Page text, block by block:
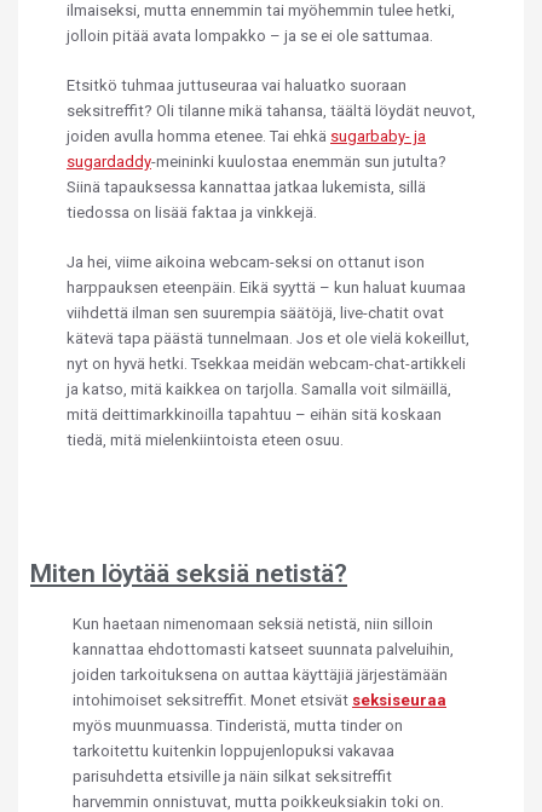
ilmaiseksi, mutta ennemmin tai myöhemmin tulee hetki,
jolloin pitää avata lompakko – ja se ei ole sattumaa.
Etsitkö tuhmaa juttuseuraa vai haluatko suoraan
seksitreffit? Oli tilanne mikä tahansa, täältä löydät neuvot,
joiden avulla homma etenee. Tai ehkä sugarbaby- ja
sugardaddy-meininki kuulostaa enemmän sun jutulta?
Siinä tapauksessa kannattaa jatkaa lukemista, sillä
tiedossa on lisää faktaa ja vinkkejä.
Ja hei, viime aikoina webcam-seksi on ottanut ison
harppauksen eteenpäin. Eikä syyttä – kun haluat kuumaa
viihdettä ilman sen suurempia säätöjä, live-chatit ovat
kätevä tapa päästä tunnelmaan. Jos et ole vielä kokeillut,
nyt on hyvä hetki. Tsekkaa meidän webcam-chat-artikkeli
ja katso, mitä kaikkea on tarjolla. Samalla voit silmäillä,
mitä deittimarkkinoilla tapahtuu – eihän sitä koskaan
tiedä, mitä mielenkiintoista eteen osuu.
Miten löytää seksiä netistä?
Kun haetaan nimenomaan seksiä netistä, niin silloin
kannattaa ehdottomasti katseet suunnata palveluihin,
joiden tarkoituksena on auttaa käyttäjiä järjestämään
intohimoiset seksitreffit. Monet etsivät seksiseuraa
myös muunmuassa. Tinderistä, mutta tinder on
tarkoitettu kuitenkin loppujenlopuksi vakavaa
parisuhdetta etsiville ja näin silkat seksitreffit
harvemmin onnistuvat, mutta poikkeuksiakin toki on.